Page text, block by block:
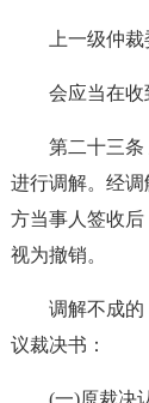
上一级仲
会应当在收
第二十三条
进行调解。经
方当事人签收
视为撤销。
调解不成的
议裁决书：
(一)原裁决